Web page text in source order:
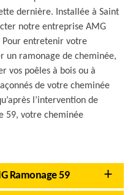
dernière. Installée à Saint
notre entreprise AMG
Pour entretenir votre
un ramonage de cheminée,
vos poêles à bois ou à
de votre cheminée
l’intervention de
59, votre cheminée
Ramonage 59